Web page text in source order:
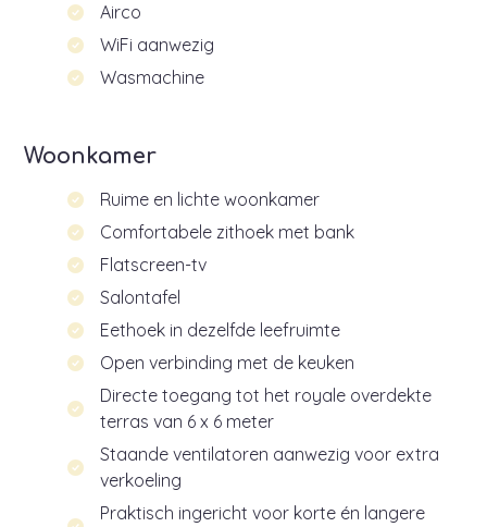
Airco
WiFi aanwezig
Wasmachine
Woonkamer
Ruime en lichte woonkamer
Comfortabele zithoek met bank
Flatscreen-tv
Salontafel
Eethoek in dezelfde leefruimte
Open verbinding met de keuken
Directe toegang tot het royale overdekte
terras van 6 x 6 meter
Staande ventilatoren aanwezig voor extra
verkoeling
Praktisch ingericht voor korte én langere